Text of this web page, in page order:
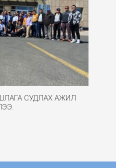
СУДЛАХ АЖИЛ